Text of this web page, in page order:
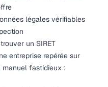
légales vérifiables
un SIRET
entreprise repérée sur
manuel fastidieux :